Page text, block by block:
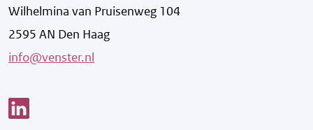
Wilhelmina van Pruisenweg 104
2595 AN Den Haag
info@venster.nl